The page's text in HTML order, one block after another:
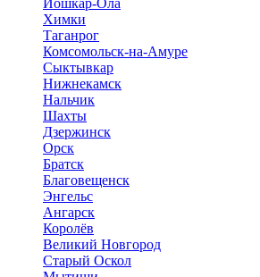
Йошкар-Ола
Химки
Таганрог
Комсомольск-на-Амуре
Сыктывкар
Нижнекамск
Нальчик
Шахты
Дзержинск
Орск
Братск
Благовещенск
Энгельс
Ангарск
Королёв
Великий Новгород
Старый Оскол